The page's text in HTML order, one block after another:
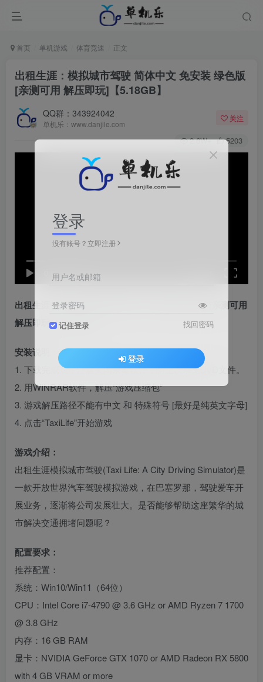
首页 单机游戏 体育竞速 正文
出租生涯：模拟城市驾驶 简体中文 免安装 绿色版
[亲测可用 解压即玩]【5.18GB】
QQ群：343924042
单机乐：www.danjile.com
关注
2.6W+ 5203
0:00/01:56
出租生涯：模拟城市驾驶 简体中文 免安装 绿色版 [亲测可用
解压即玩]【5.18GB】
安装说明：
1. 下载完成后，注意关闭杀毒软件，防止误杀免DVD文件。
2. 用WINRAR软件，解压“游戏压缩包”
3. 游戏解压路径不能有中文 和 特殊符号 [最好是纯英文字母]
4. 点击“TaxiLife”开始游戏
游戏介绍：
出租生涯模拟城市驾驶(Taxi Life: A City Driving Simulator)是
一款开放世界汽车驾驶模拟游戏，在巴塞罗那，驾驶爱车开
展业务，逐渐将公司发展壮大。是否能够帮助这座繁华的城
市解决交通拥堵问题呢？
配置要求：
推荐配置：
系统：Win10/Win11（64位）
CPU：Intel Core i7-4790 @ 3.6 GHz or AMD Ryzen 7 1700
@ 3.8 GHz
内存：16 GB RAM
显卡：NVIDIA GeForce GTX 1070 or AMD Radeon RX 5800
with 4 GB VRAM or more
登录
没有账号？立即注册
用户名或邮箱
登录密码
记住登录 找回密码
登录